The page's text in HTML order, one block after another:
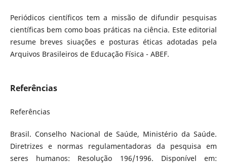
Periódicos científicos tem a missão de difundir pesquisas
científicas bem como boas práticas na ciência. Este editorial
resume breves siuações e posturas éticas adotadas pela
Arquivos Brasileiros de Educação Física - ABEF.
Referências
Referências
Brasil. Conselho Nacional de Saúde, Ministério da Saúde.
Diretrizes e normas regulamentadoras da pesquisa em
seres humanos: Resolução 196/1996. Disponível em: